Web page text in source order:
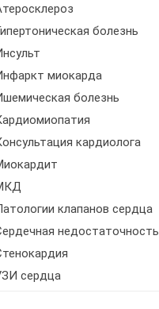
болезнь
миокарда
болезнь
кардиолога
клапанов сердца
недостаточность
сердца